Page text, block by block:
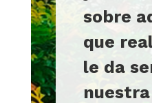
sobre
que
le da